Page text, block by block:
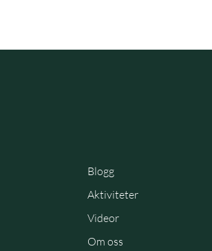
Blogg
Aktiviteter
Videor
Om oss